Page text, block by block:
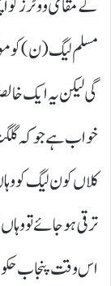
کے مقامی ووٹرز کو
مسلم لیگ ( ن) کو
گی لیکن یہ ایک
خواب ہے جو کہ گلگت
کلاں کو ن لیگ کو
ترقی ہو جائے تو
اس وقت پنجاب